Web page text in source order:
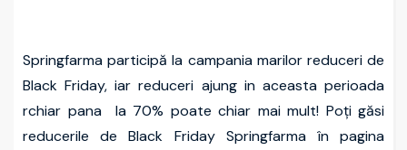
Springfarma participă la campania marilor reduceri de
Black Friday, iar reduceri ajung in aceasta perioada
rchiar pana la 70% poate chiar mai mult! Poți găsi
reducerile de Black Friday Springfarma în pagina